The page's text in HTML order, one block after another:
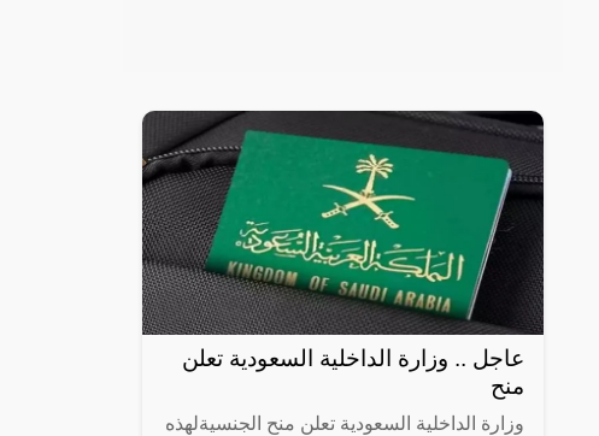
عاجل .. وزارة الداخلية السعودية تعلن
منح
وزارة الداخلية السعودية تعلن منح الجنسيةلهذه